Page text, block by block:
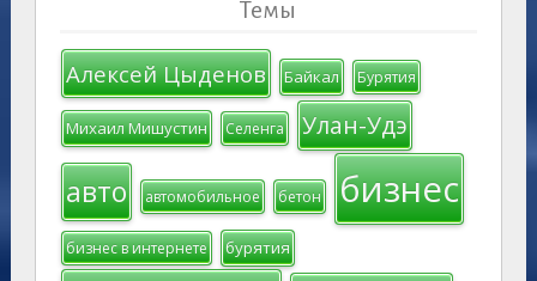
Темы
Алексей Цыденов Байкал Бурятия
Михаил Мишустин Селенга Улан-Удэ
авто автомобильное бетон бизнес
бизнес в интернете бурятия